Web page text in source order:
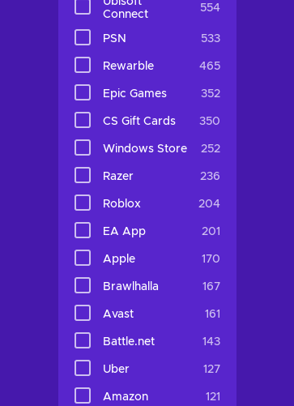
Connect
554
PSN 533
Rewarble 465
Epic Games 352
CS Gift Cards 350
Windows Store 252
Razer 236
Roblox 204
EA App 201
Apple 170
Brawlhalla 167
Avast 161
Battle.net 143
Uber 127
Amazon 121